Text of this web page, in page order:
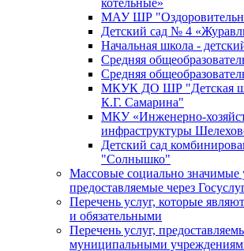
МАУ ШР
Детский сад № 4
Начальная школа -
Средняя
Средняя
МКУК ДО ШР "Детская
К.Г. Самарина"
МКУ «Инженерно-
инфраструктуры
Детский сад
"Солнышко"
Массовые социально значимые
предоставляемые через
Перечень услуг, которые
и обязательными
Перечень услуг,
муниципальными